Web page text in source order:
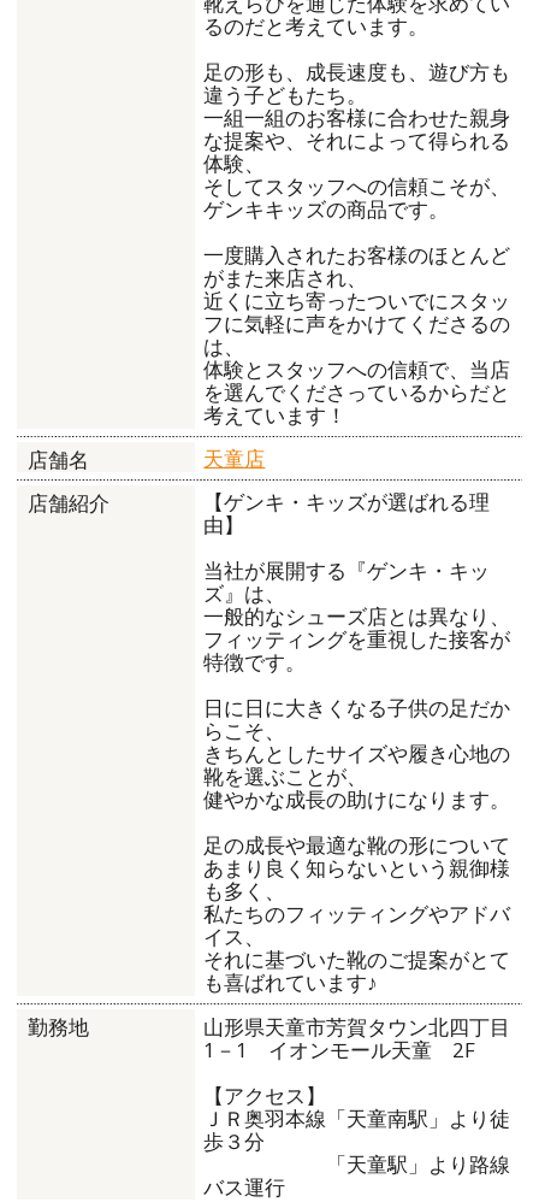
るのだと考えています。
足の形も、成長速度も、遊び方も
違う子どもたち。
一組一組のお客様に合わせた親身
な提案や、それによって得られる
体験、
そしてスタッフへの信頼こそが、
ゲンキキッズの商品です。
一度購入されたお客様のほとんど
がまた来店され、
近くに立ち寄ったついでにスタッ
フに気軽に声をかけてくださるの
は、
体験とスタッフへの信頼で、当店
を選んでくださっているからだと
考えています！
店舗名
天童店
店舗紹介
【ゲンキ・キッズが選ばれる理
由】
当社が展開する『ゲンキ・キッ
ズ』は、
一般的なシューズ店とは異なり、
フィッティングを重視した接客が
特徴です。
日に日に大きくなる子供の足だか
らこそ、
きちんとしたサイズや履き心地の
靴を選ぶことが、
健やかな成長の助けになります。
足の成長や最適な靴の形について
あまり良く知らないという親御様
も多く、
私たちのフィッティングやアドバ
イス、
それに基づいた靴のご提案がとて
も喜ばれています♪
勤務地
山形県天童市芳賀タウン北四丁目
1－1 イオンモール天童 2F
【アクセス】
ＪＲ奥羽本線「天童南駅」より徒
歩３分
「天童駅」より路線
バス運行